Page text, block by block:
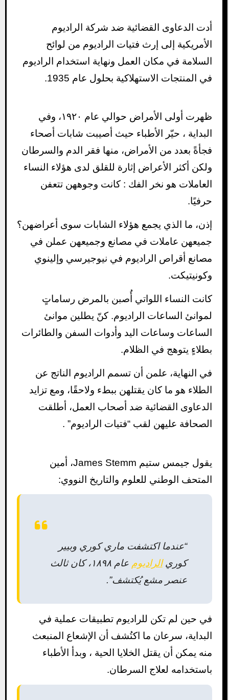
أدت الدعاوى القضائية ضد شركة الراديوم
الأمريكية إلى إرث فتيات الراديوم من لوائح
السلامة في مكان العمل ونهاية استخدام الراديوم
في المنتجات الاستهلاكية بحلول عام 1935.
ظهرت أولى الأمراض حوالي عام ١٩٢٠، وفي
البداية ، حيّر الأطباء حيث أصيبت شابات أصحاء
فجأةً بعدد من الأمراض، منها فقر الدم والسرطان
ولكن أكثر الأعراض إثارة للقلق لدى هؤلاء النساء
العاملات هو نخر الفك : كانت وجوههن تتعفن
حرفيًا.
إذن، ما الذي يجمع هؤلاء الشابات سوى أعراضهن؟
جميعهن عاملات في مصانع وجميعهن عملن في
مصانع أقراص الراديوم في نيوجيرسي وإلينوي
وكونيتيكت.
كانت النساء اللواتي أُصبن بالمرض رساماتٍ
لموانئ الساعات الراديوم. كنّ يطلين موانئ
الساعات وساعات اليد وأدوات السفن والطائرات
بطلاءٍ يتوهج في الظلام.
في النهاية، علمن أن تسمم الراديوم الناتج عن
الطلاء هو ما كان يقتلهن ببطء ولاحقًا، ومع تزايد
الدعاوى القضائية ضد أصحاب العمل، أطلقت
الصحافة عليهن لقب “فتيات الراديوم” .
يقول جيمس ستيم James Stemm، أمين
المتحف الوطني للعلوم والتاريخ النووي:
“عندما اكتشفت ماري كوري وبيير
كوريالراديوم
عام ١٨٩٨، كان ثالث
عنصر مشع يُكتشف”.
في حين لم تكن للراديوم تطبيقات عملية في
البداية، سرعان ما اكتُشف أن الإشعاع المنبعث
منه يمكن أن يقتل الخلايا الحية ، وبدأ الأطباء
باستخدامه لعلاج السرطان.